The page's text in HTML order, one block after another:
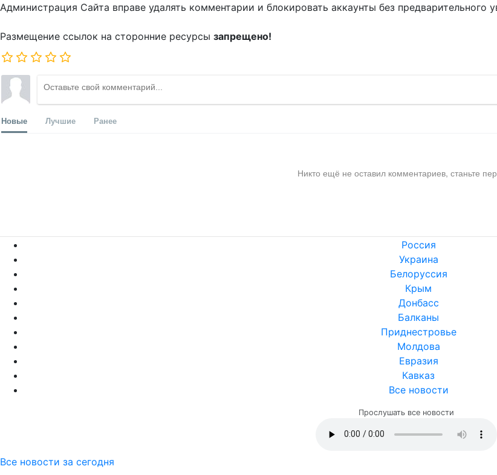
Администрация Сайта вправе удалять комментарии и блокировать аккаунты без предварительного
Размещение ссылок на сторонние ресурсы запрещено!
Новые Лучшие Ранее
Никто ещё не оставил комментариев, станьте
Россия
Украина
Белоруссия
Крым
Донбасс
Балканы
Приднестровье
Молдова
Евразия
Кавказ
Все новости
Прослушать все новости
Все новости за сегодня